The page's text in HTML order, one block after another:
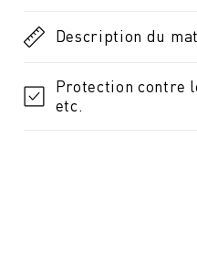
Description du
Protection contre
etc.